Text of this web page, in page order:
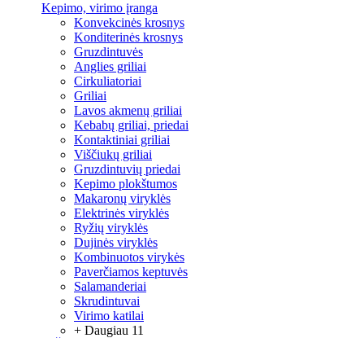
Kepimo, virimo įranga
Konvekcinės krosnys
Konditerinės krosnys
Gruzdintuvės
Anglies griliai
Cirkuliatoriai
Griliai
Lavos akmenų griliai
Kebabų griliai, priedai
Kontaktiniai griliai
Viščiukų griliai
Gruzdintuvių priedai
Kepimo plokštumos
Makaronų viryklės
Elektrinės viryklės
Ryžių viryklės
Dujinės viryklės
Kombinuotos virykės
Paverčiamos keptuvės
Salamanderiai
Skrudintuvai
Virimo katilai
+ Daugiau 11